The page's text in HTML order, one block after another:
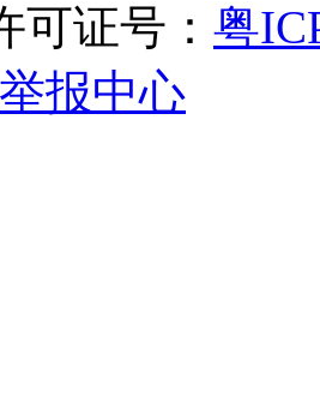
可证号： 粤